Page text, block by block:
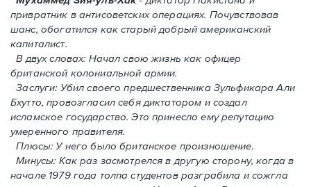
привратник в антисоветских операциях. Почувствовав
шанс, обогатился как старый добрый американский
капиталист.
В двух словах: Начал свою жизнь как офицер
британской колониальной армии.
Заслуги: Убил своего предшественника Зульфикара Али
Бхутто, провозгласил себя диктатором и создал
исламское государство. Это принесло ему репутацию
умеренного правителя.
Плюсы: У него было британское произношение.
Минусы: Как раз засмотрелся в другую сторону, когда в
начале 1979 года толпа студентов разграбила и сожгла